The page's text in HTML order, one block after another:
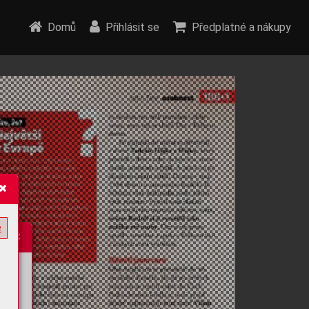
Domů Přihlásit se Předplatné a nákupy